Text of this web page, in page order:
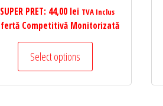
PRET: 44,00 lei TVA Inclus
Competitivă Monitorizată
Select options